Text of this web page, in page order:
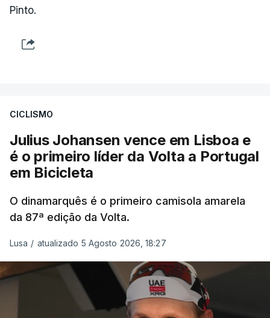
Pinto.
CICLISMO
Julius Johansen vence em Lisboa e
é o primeiro líder da Volta a Portugal
em Bicicleta
O dinamarquês é o primeiro camisola amarela
da 87ª edição da Volta.
Lusa / atualizado 5 Agosto 2026, 18:27